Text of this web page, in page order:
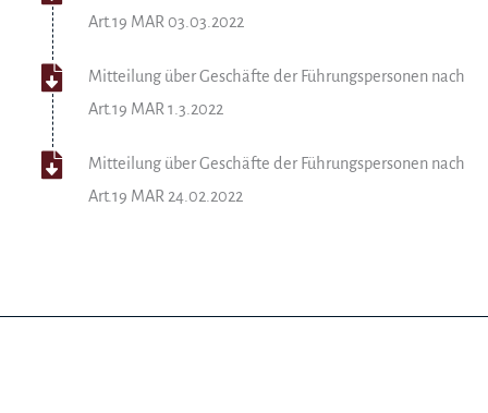
Art.19 MAR 03.03.2022
Mitteilung über Geschäfte der Führungspersonen nach
Art.19 MAR 1.3.2022
Mitteilung über Geschäfte der Führungspersonen nach
Art.19 MAR 24.02.2022